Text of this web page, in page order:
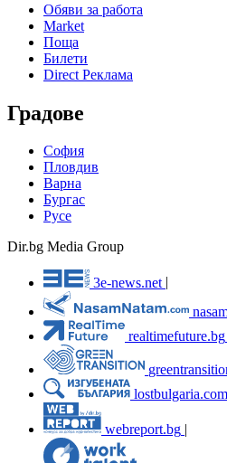
Обяви за работа
Market
Поща
Билети
Direct Реклама
Градове
София
Пловдив
Варна
Бургас
Русе
Dir.bg Media Group
3e-news.net
realtimefuture.bg
lostbulgaria.com
webreport.bg